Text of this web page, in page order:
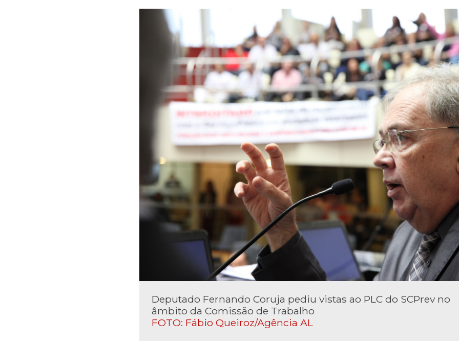
Deputado Fernando Coruja pediu vistas ao PLC do SCPrev no
âmbito da Comissão de Trabalho
FOTO: Fábio Queiroz/Agência AL